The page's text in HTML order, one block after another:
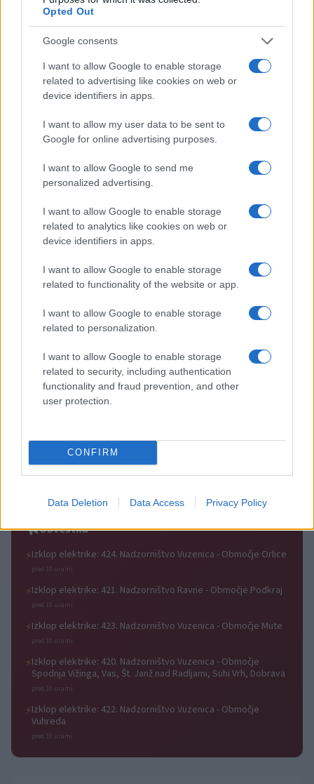
Opted Out
Google consents
I want to allow Google to enable storage
related to advertising like cookies on web or
device identifiers in apps.
I want to allow my user data to be sent to
Google for online advertising purposes.
I want to allow Google to send me
personalized advertising.
I want to allow Google to enable storage
related to analytics like cookies on web or
device identifiers in apps.
I want to allow Google to enable storage
related to functionality of the website or app.
I want to allow Google to enable storage
related to personalization.
I want to allow Google to enable storage
related to security, including authentication
functionality and fraud prevention, and other
user protection.
CONFIRM
Data Deletion Data Access Privacy Policy
Freestyle navdušuje s poletno
prilagojenimi cenami koles
Kovinska ograja po meri: kako
izbrati material, polnilo in
Koroške reke so opazno upadle,
zadnja dva tedna skoraj brez
Z vlakom po Koroški: Manj
Več iz kategorije Kultura
Špica okusov vabi: Dravograd
bo 29. avgusta znova postal
prestolnica ulične kulinarike
(FOTO) Iz fragmentov
preteklosti v sodobni prostor:
Peter Rauch v Galeriji raum AU
Sodelujte na likovnem in
Voden ogled razstave Muzika
godbe vas bo popeljal skozi
edinstveno zgodbo
Obvestila
⚡Izklop elektrike: 424. Nadzorništvo Vuzenica - Območje Orlice
pred 10 urami
⚡Izklop elektrike: 421. Nadzorništvo Ravne - Območje Podkraj
pred 10 urami
⚡Izklop elektrike: 423. Nadzorništvo Vuzenica - Območje Mute
pred 10 urami
⚡Izklop elektrike: 420. Nadzorništvo Vuzenica - Območje
Spodnja Vižinga, Vas, Št. Janž nad Radljami, Suhi Vrh, Dobrava
pred 10 urami
⚡Izklop elektrike: 422. Nadzorništvo Vuzenica - Območje
Vuhreda
pred 10 urami